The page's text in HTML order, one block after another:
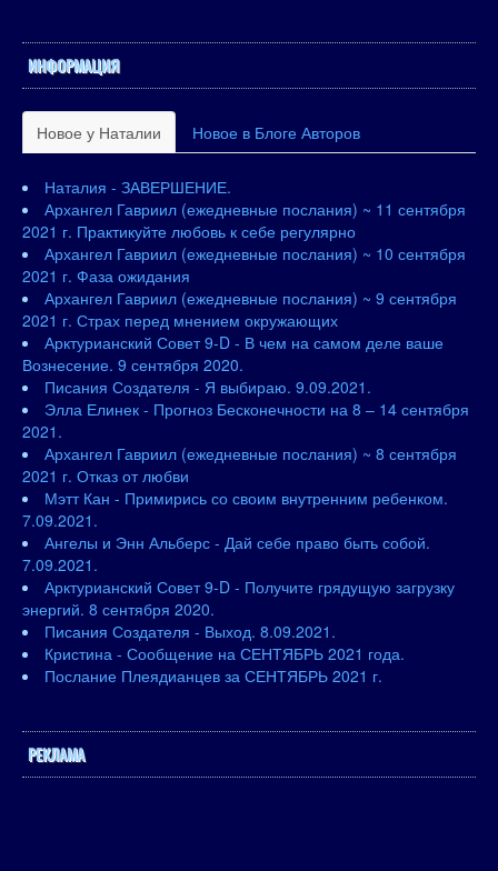
ИНФОРМАЦИЯ
Новое у Наталии Новое в Блоге Авторов
Наталия - ЗАВЕРШЕНИЕ.
Архангел Гавриил (ежедневные послания) ~ 11 сентября
2021 г. Практикуйте любовь к себе регулярно
Архангел Гавриил (ежедневные послания) ~ 10 сентября
2021 г. Фаза ожидания
Архангел Гавриил (ежедневные послания) ~ 9 сентября
2021 г. Страх перед мнением окружающих
Арктурианский Совет 9-D - В чем на самом деле ваше
Вознесение. 9 сентября 2020.
Писания Создателя - Я выбираю. 9.09.2021.
Элла Елинек - Прогноз Бесконечности на 8 – 14 сентября
2021.
Архангел Гавриил (ежедневные послания) ~ 8 сентября
2021 г. Отказ от любви
Мэтт Кан - Примирись со своим внутренним ребенком.
7.09.2021.
Ангелы и Энн Альберс - Дай себе право быть собой.
7.09.2021.
Арктурианский Совет 9-D - Получите грядущую загрузку
энергий. 8 сентября 2020.
Писания Создателя - Выход. 8.09.2021.
Кристина - Сообщение на СЕНТЯБРЬ 2021 года.
Послание Плеядианцев за СЕНТЯБРЬ 2021 г.
РЕКЛАМА